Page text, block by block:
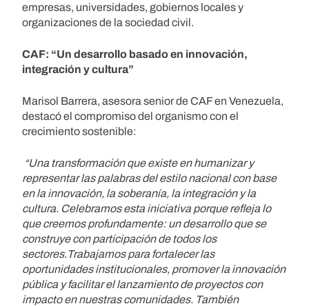
empresas, universidades, gobiernos locales y
organizaciones de la sociedad civil.
CAF: “Un desarrollo basado en innovación,
integración y cultura”
Marisol Barrera, asesora senior de CAF en Venezuela,
destacó el compromiso del organismo con el
crecimiento sostenible:
“Una transformación que existe en humanizar y
representar las palabras del estilo nacional con base
en la innovación, la soberanía, la integración y la
cultura. Celebramos esta iniciativa porque refleja lo
que creemos profundamente: un desarrollo que se
construye con participación de todos los
sectores.Trabajamos para fortalecer las
oportunidades institucionales, promover la innovación
pública y facilitar el lanzamiento de proyectos con
impacto en nuestras comunidades. También